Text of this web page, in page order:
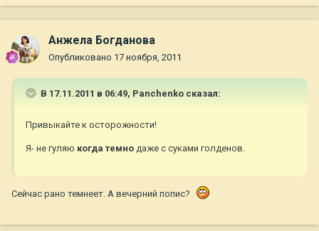
Анжела Богданова
Опубликовано 17 ноября, 2011
В 17.11.2011 в 06:49, Panchenko сказал:
Привыкайте к осторожности!
Я- не гуляю когда темно даже с суками голденов.
Сейчас рано темнеет. А вечерний попис?